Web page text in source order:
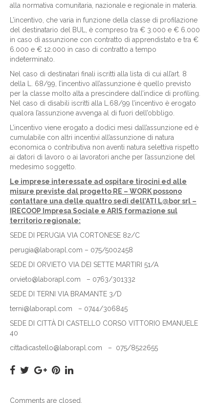
alla normativa comunitaria, nazionale e regionale in materia.
L’incentivo, che varia in funzione della classe di profilazione
del destinatario del BUL, è compreso tra € 3.000 e € 6.000
in caso di assunzione con contratto di apprendistato e tra €
6.000 e € 12.000 in caso di contratto a tempo
indeterminato.
Nel caso di destinatari finali iscritti alla lista di cui all’art. 8
della L. 68/99, l’incentivo all’assunzione è quello previsto
per la classe molto alta a prescindere dall’indice di profiling.
Nel caso di disabili iscritti alla L.68/99 l’incentivo è erogato
qualora l’assunzione avvenga al di fuori dell’obbligo.
L’incentivo viene erogato a dodici mesi dall’assunzione ed è
cumulabile con altri incentivi all’assunzione di natura
economica o contributiva non aventi natura selettiva rispetto
ai datori di lavoro o ai lavoratori anche per l’assunzione del
medesimo soggetto.
Le imprese interessate ad ospitare tirocini ed alle
misure previste dal progetto RE – WORK possono
contattare una delle quattro sedi dell’ATI L@bor srl –
IRECOOP Impresa Sociale e ARIS formazione sul
territorio regionale:
SEDE DI PERUGIA VIA CORTONESE 82/C
perugia@laborapl.com – 075/5002458
SEDE DI ORVIETO VIA DEI SETTE MARTIRI 51/A
orvieto@laborapl.com – 0763/301332
SEDE DI TERNI VIA BRAMANTE 3/D
terni@laborapl.com – 0744/306845
SEDE DI CITTÀ DI CASTELLO CORSO VITTORIO EMANUELE
40
cittadicastello@laborapl.com – 075/8522655
Comments are closed.